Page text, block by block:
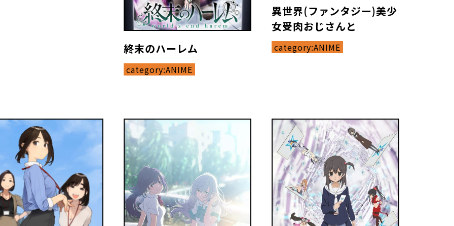
終末のハーレム
category:ANIME
異世界(ファンタジー)美少
女受肉おじさんと
category:ANIME